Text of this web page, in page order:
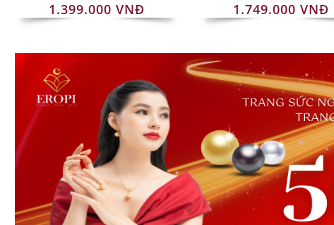
1.399.000 VNĐ 1.749.000 VNĐ